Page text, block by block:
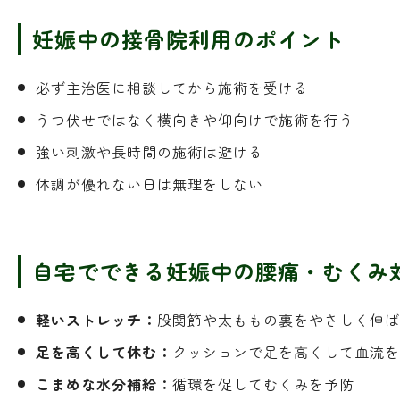
妊娠中の接骨院利用のポイント
必ず主治医に相談してから施術を受ける
うつ伏せではなく横向きや仰向けで施術を行う
強い刺激や長時間の施術は避ける
体調が優れない日は無理をしない
自宅でできる妊娠中の腰痛・むくみ
軽いストレッチ： 股関節や太ももの裏をやさしく伸
足を高くして休む： クッションで足を高くして血流
こまめな水分補給： 循環を促してむくみを予防